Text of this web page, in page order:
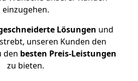
einzugehen.
Lösungen und
unseren Kunden den
den besten Preis-Leistungen
zu bieten.